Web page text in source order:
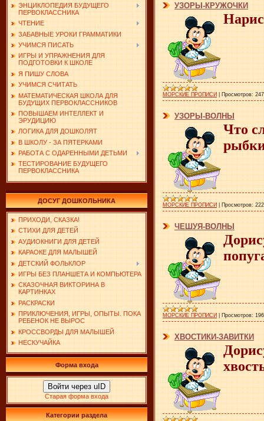
ЭНЦИКЛОПЕДИЯ БУДУЩЕГО
ПЕРВОКЛАССНИКА
ЧТЕНИЕ
ЗАБАВНЫЕ УРОКИ ГРАММАТИКИ
УЧИМСЯ ПИСАТЬ
ИГРЫ И УПРАЖНЕНИЯ ДЛЯ
ПОДГОТОВКИ К ШКОЛЕ
Я ПИШУ СЛОВА
УЧИМСЯ СЧИТАТЬ
МАТЕМАТИЧЕСКАЯ ШКОЛА ДЛЯ
БУДУЩИХ ПЕРВОКЛАССНИКОВ
ПОВЫШАЕМ ИНТЕЛЛЕКТ И
ЭРУДИЦИЮ
ЛОГИКА ДЛЯ ДОШКОЛЯТ
В ШКОЛУ - ЗА ПЯТЕРКАМИ
РАБОТА С ОДАРЕННЫМИ ДЕТЬМИ
ТЕСТИРОВАНИЕ БУДУЩЕГО
ПЕРВОКЛАССНИКА
ДОСУГ ДОШКОЛЬНИКА
ПРИХОДИ, СКАЗКА!
СТИХИ ДЛЯ ДЕТЕЙ
АУДИОКНИГИ ДЛЯ ДЕТЕЙ
КАРАОКЕ ДЛЯ МАЛЫШЕЙ
ДЕТСКИЙ ФОЛЬКЛОР
ИГРЫ БЕЗ ПЛАНШЕТА И КОМПЬЮТЕРА
СКАЗОЧНАЯ ВИКТОРИНА В
КАРТИНКАХ
РАСКРАСКИ
ПРИКЛЮЧЕНИЯ, ИГРЫ, ОПЫТЫ. ПОКА
РЕБЕНОК НЕ ВЫРОС
КРОССВОРДЫ ДЛЯ МАЛЫШЕЙ
НЕСКУЧАЙКА
Форма входа
Войти через uID
Старая форма входа
Категории раздела
УЗОРЫ-КРУЖОЧКИ
МОРСКИЕ ПРОПИСИ Просмотров:
УЗОРЫ-ВОЛНЫ
Что
МОРСКИЕ ПРОПИСИ Просмотров:
ЧЕШУЯ-ВОЛНЫ
МОРСКИЕ ПРОПИСИ Просмотров:
ХВОСТИКИ-ЗАВИТКИ